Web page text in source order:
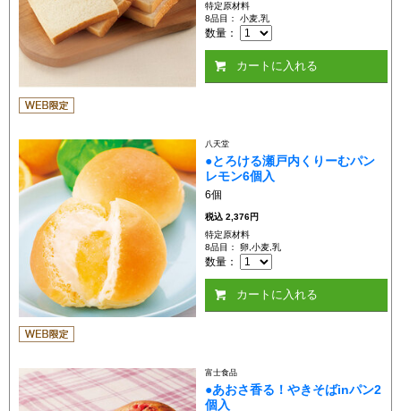
特定原材料
8品目： 小麦,乳
数量：
カートに入れる
八天堂
●とろける瀬戸内くりーむパン
レモン6個入
6個
税込2,376円
特定原材料
8品目： 卵,小麦,乳
数量：
カートに入れる
富士食品
●あおさ香る！やきそばinパン2
個入